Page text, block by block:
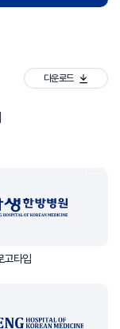
다운로드
고타입